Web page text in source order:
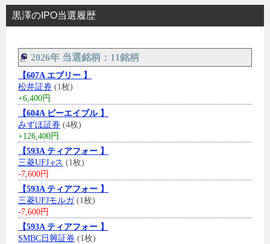
黒澤のIPO当選履歴
2026年 当選銘柄：11銘柄
【607A エブリー 】
松井証券 (1枚)
+6,400円
【604A ビーエイブル 】
みずほ証券 (4枚)
+126,400円
【593A ティアフォー 】
三菱UFJ eス (1枚)
-7,600円
【593A ティアフォー 】
三菱UFJモルガ(1枚)
-7,600円
【593A ティアフォー 】
SMBC日興証券 (1枚)